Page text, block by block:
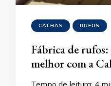
CALHAS RUFOS
Fábrica de
melhor com a